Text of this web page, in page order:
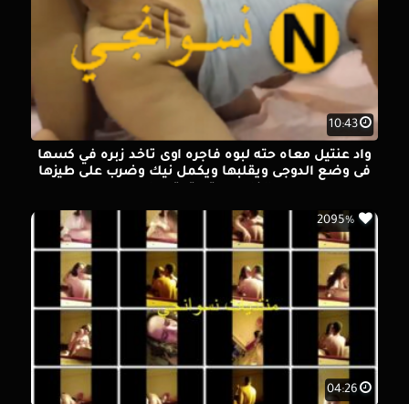
10:43
واد عنتيل معاه حته لبوه فاجره اوى تاخد زبره في كسها
فى وضع الدوجى ويقلبها ويكمل نيك وضرب على طيزها
04:26
2095%